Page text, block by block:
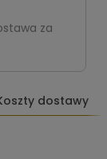
za
dostawy